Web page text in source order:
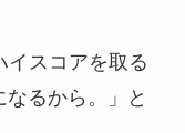
イスコアを取る
るから。」
と